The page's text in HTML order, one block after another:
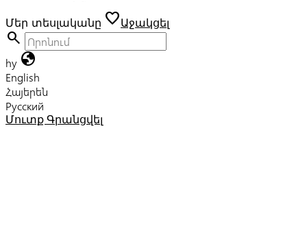
Մեր տեսլականը favoriteԱջակցել
search
hy globe
English
Հայերեն
Русский
Մուտք Գրանցվել